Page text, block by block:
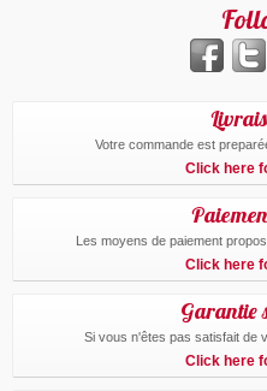
Votre commande est
Click here
Les moyens de paiement
Click here
Garantie
Si vous n'êtes pas satisfait de
Click here